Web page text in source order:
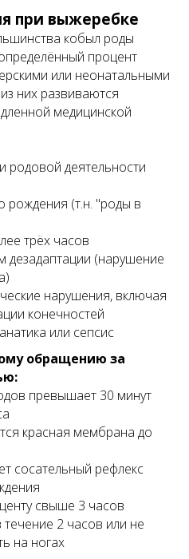
при выжеребке
кобыл роды
процент
или неонатальными
них развиваются
медицинской
родовой деятельности
рождения (т.н. "роды в
трёх часов
дезадаптации (нарушение
нарушения, включая
конечностей
или сепсис
обращению за
превышает 30 минут
красная мембрана до
сосательный рефлекс
свыше 3 часов
2 часов или не
на ногах